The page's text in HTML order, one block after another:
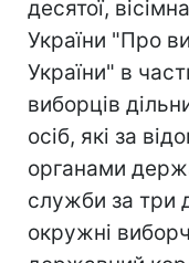
десятої,
України "Про
України" в
виборців
осіб, які за
органами
служби за три
окружні